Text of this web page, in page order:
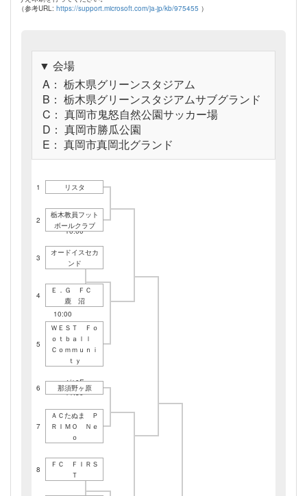
（参考URL: https://support.microsoft.com/ja-jp/kb/975455 ）
▼ 会場
A： 栃木県グリーンスタジアム
B： 栃木県グリーンスタジアムサブグランド
C： 真岡市鬼怒自然公園サッカー場
D： 真岡市勝瓜公園
E： 真岡市真岡北グランド
1 リスタ
4/10E
10:00
2
栃木教員フット
ボールクラブ
4/17C
11:00
3
オードイスセカ
ンド
4/03D
10:00
4
Ｅ．Ｇ ＦＣ
鹿 沼
4/10E
11:30
5
ＷＥＳＴ Ｆｏ
ｏｔｂａｌｌ
Ｃｏｍｍｕｎｉ
ｔｙ
6 那須野ヶ原
4/10E
13:00
7
ＡＣたぬま Ｐ
ＲＩＭＯ Ｎｅ
ｏ
8
ＦＣ ＦＩＲＳ
Ｔ